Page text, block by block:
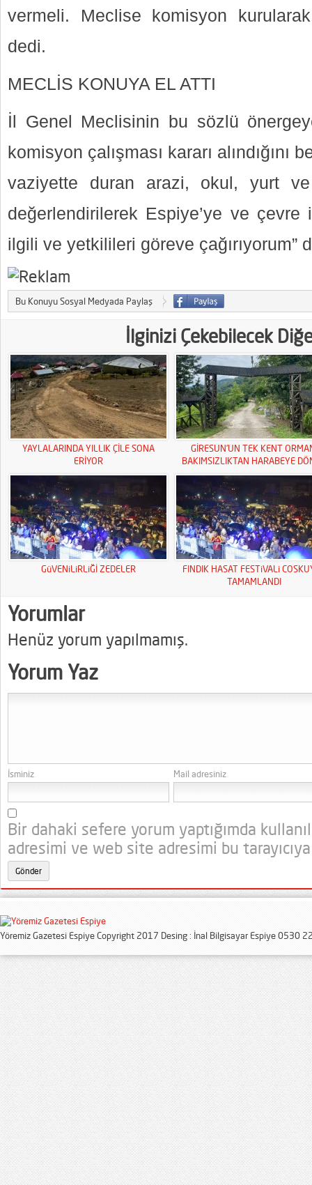
vermeli. Meclise komisyon kurularak
dedi.
MECLİS KONUYA EL ATTI
İl Genel Meclisinin bu sözlü
komisyon çalışması kararı alındığını
vaziyette duran arazi, okul, yurt
değerlendirilerek Espiye’ye ve
ilgili ve yetkilileri göreve çağırıyorum”
Bu Konuyu Sosyal Medyada Paylaş
İlginizi Çekebilecek
YAYLALARINDA YILLIK ÇİLE SONA
ERİYOR
GİRESUN’UN TEK KENT
BAKIMSIZLIKTAN HARABEYE
GüVENiLiRLiĞİ ZEDELER
FINDIK HASAT FESTiVALi
TAMAMLANDI
Yorumlar
Henüz yorum yapılmamış.
Yorum Yaz
İsminiz Mail adresiniz
Bir dahaki sefere yorum yaptığımda
adresimi ve web site adresimi bu
Yöremiz Gazetesi Espiye Copyright 2017 Desing : İnal Bilgisayar Espiye 0530